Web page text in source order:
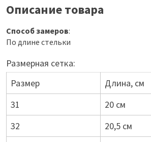
Описание товара
Способ замеров:
По длине стельки
Размерная сетка:
Размер
Длина, см
31
20 см
32
20,5 см